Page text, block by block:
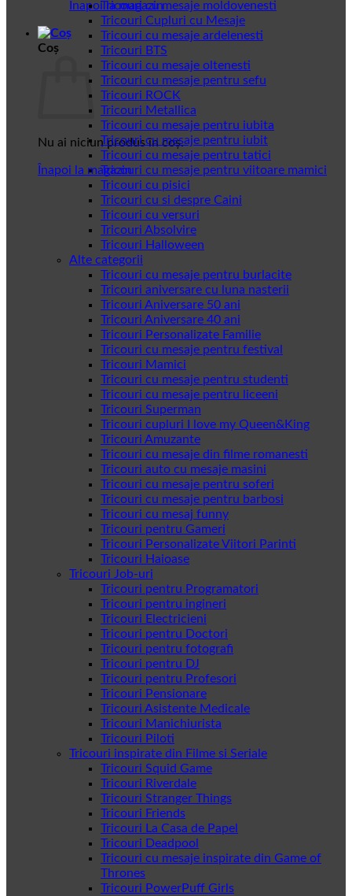
Înapoi la magazin
Coș
Nu ai niciun produs în coș.
Înapoi la magazin
Tricouri cu mesaje moldovenesti
Tricouri Cupluri cu Mesaje
Tricouri cu mesaje ardelenesti
Tricouri BTS
Tricouri cu mesaje oltenesti
Tricouri cu mesaje pentru sefu
Tricouri ROCK
Tricouri Metallica
Tricouri cu mesaje pentru iubita
Tricouri cu mesaje pentru iubit
Tricouri cu mesaje pentru tatici
Tricouri cu mesaje pentru viitoare mamici
Tricouri cu pisici
Tricouri cu si despre Caini
Tricouri cu versuri
Tricouri Absolvire
Tricouri Halloween
Alte categorii
Tricouri cu mesaje pentru burlacite
Tricouri aniversare cu luna nasterii
Tricouri Aniversare 50 ani
Tricouri Aniversare 40 ani
Tricouri Personalizate Familie
Tricouri cu mesaje pentru festival
Tricouri Mamici
Tricouri cu mesaje pentru studenti
Tricouri cu mesaje pentru liceeni
Tricouri Superman
Tricouri cupluri I love my Queen&King
Tricouri Amuzante
Tricouri cu mesaje din filme romanesti
Tricouri auto cu mesaje masini
Tricouri cu mesaje pentru soferi
Tricouri cu mesaje pentru barbosi
Tricouri cu mesaj funny
Tricouri pentru Gameri
Tricouri Personalizate Viitori Parinti
Tricouri Haioase
Tricouri Job-uri
Tricouri pentru Programatori
Tricouri pentru ingineri
Tricouri Electricieni
Tricouri pentru Doctori
Tricouri pentru fotografi
Tricouri pentru DJ
Tricouri pentru Profesori
Tricouri Pensionare
Tricouri Asistente Medicale
Tricouri Manichiurista
Tricouri Piloti
Tricouri inspirate din Filme si Seriale
Tricouri Squid Game
Tricouri Riverdale
Tricouri Stranger Things
Tricouri Friends
Tricouri La Casa de Papel
Tricouri Deadpool
Tricouri cu mesaje inspirate din Game of
Thrones
Tricouri PowerPuff Girls